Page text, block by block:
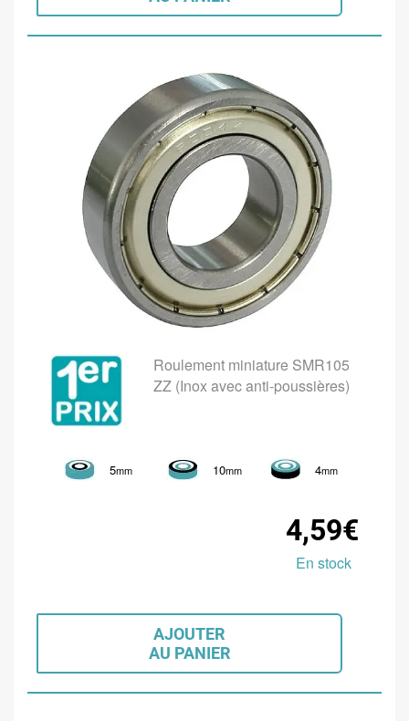
Roulement miniature SMR105
ZZ (Inox avec anti-poussières)
5mm 10mm 4mm
4,59€
En stock
AJOUTER
AU PANIER